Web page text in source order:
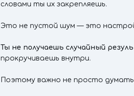
словами ты их закрепляешь.
Это не пустой шум — это
Ты не получаешь случайный
прокручиваешь внутри.
Поэтому важно не просто